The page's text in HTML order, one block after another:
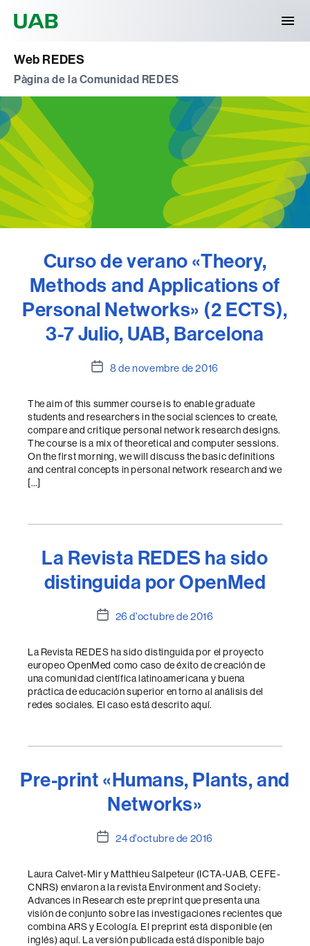
Web REDES
Pàgina de la Comunidad REDES
Curso de verano «Theory,
Methods and Applications of
Personal Networks» (2 ECTS),
3-7 Julio, UAB, Barcelona
Data8 de novembre de 2016
The aim of this summer course is to enable graduate
students and researchers in the social sciences to create,
compare and critique personal network research designs.
The course is a mix of theoretical and computer sessions.
On the first morning, we will discuss the basic definitions
and central concepts in personal network research and we
[…]
La Revista REDES ha sido
distinguida por OpenMed
Data26 d'octubre de 2016
La Revista REDES ha sido distinguida por el proyecto
europeo OpenMed como caso de éxito de creación de
una comunidad científica latinoamericana y buena
práctica de educación superior en torno al análisis del
redes sociales. El caso está descrito aquí.
Pre-print «Humans, Plants, and
Networks»
Data
l'entrada
24 d'octubre de 2016
Laura Calvet-Mir y Matthieu Salpeteur (ICTA-UAB, CEFE-
CNRS) enviaron a la revista Environment and Society:
Advances in Research este preprint que presenta una
visión de conjunto sobre las investigaciones recientes que
combina ARS y Ecología. El preprint está disponible (en
inglés) aquí. La versión publicada está disponible bajo